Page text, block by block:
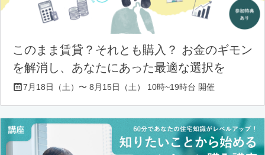
このまま賃貸？それとも購入？ お金のギモン
を解消し、あなたにあった最適な選択を
7月18日（土）〜 8月15日（土） 10時~19時台 開催